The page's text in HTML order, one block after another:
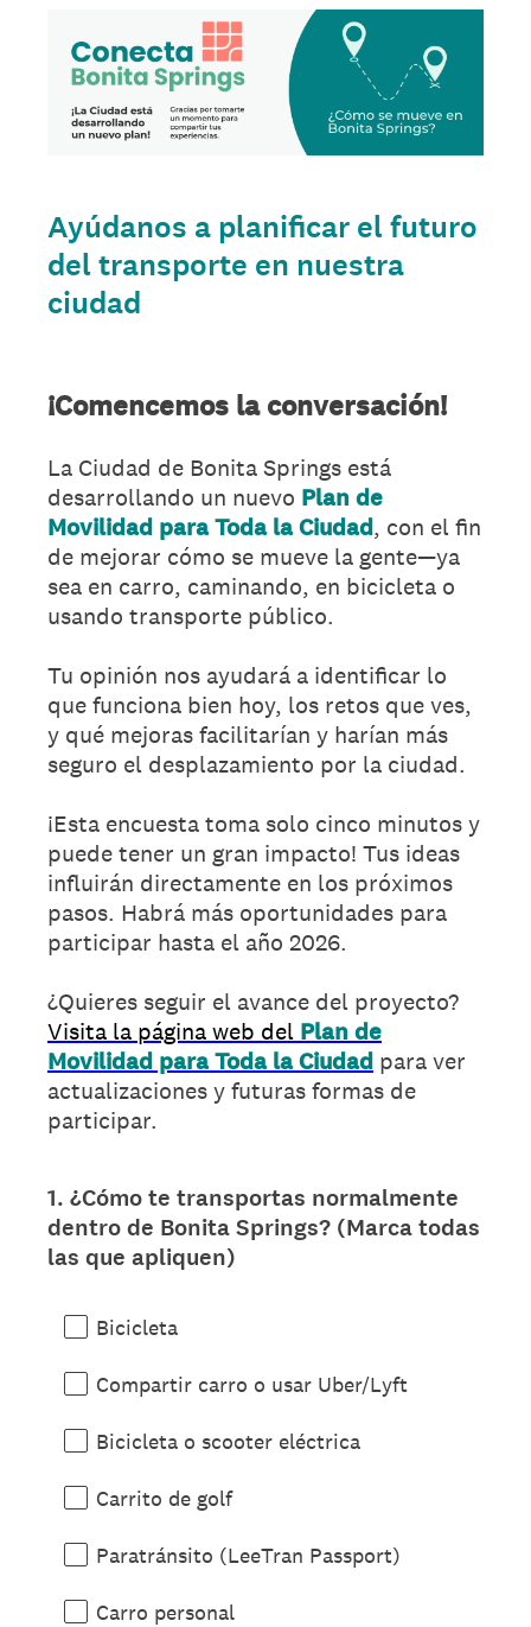
Ayúdanos a planificar el futuro
del transporte en nuestra
ciudad
¡Comencemos la conversación!
La Ciudad de Bonita Springs está
desarrollando un nuevo Plan de
Movilidad para Toda la Ciudad, con el fin
de mejorar cómo se mueve la gente—ya
sea en carro, caminando, en bicicleta o
usando transporte público.
Tu opinión nos ayudará a identificar lo
que funciona bien hoy, los retos que ves,
y qué mejoras facilitarían y harían más
seguro el desplazamiento por la ciudad.
¡Esta encuesta toma solo cinco minutos y
puede tener un gran impacto! Tus ideas
influirán directamente en los próximos
pasos. Habrá más oportunidades para
participar hasta el año 2026.
¿Quieres seguir el avance del proyecto?
Visita la página web del Plan de
Movilidad para Toda la Ciudad para ver
actualizaciones y futuras formas de
participar.
Question
Title
1. ¿Cómo te transportas normalmente
dentro de Bonita Springs? (Marca todas
las que apliquen)
Bicicleta
Compartir carro o usar Uber/Lyft
Bicicleta o scooter eléctrica
Carrito de golf
Paratránsito (LeeTran Passport)
Carro personal